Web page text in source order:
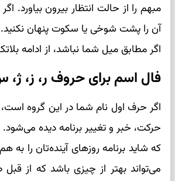
مبهم را از حالت انتظار بیرون بیاورد.
آن را پشت شوخی یا سکوت پنهان
اگر مطابق میل شما نباشد، از ادامه
فال اسم برای حروف ر، ز،
اگر حرف اول نام شما در این گروه
حرکت، خبر و تغییر برنامه دیده
که شاید برنامه روزهای آینده‌تان را به
می‌تواند بهتر از چیزی باشد که از قبل